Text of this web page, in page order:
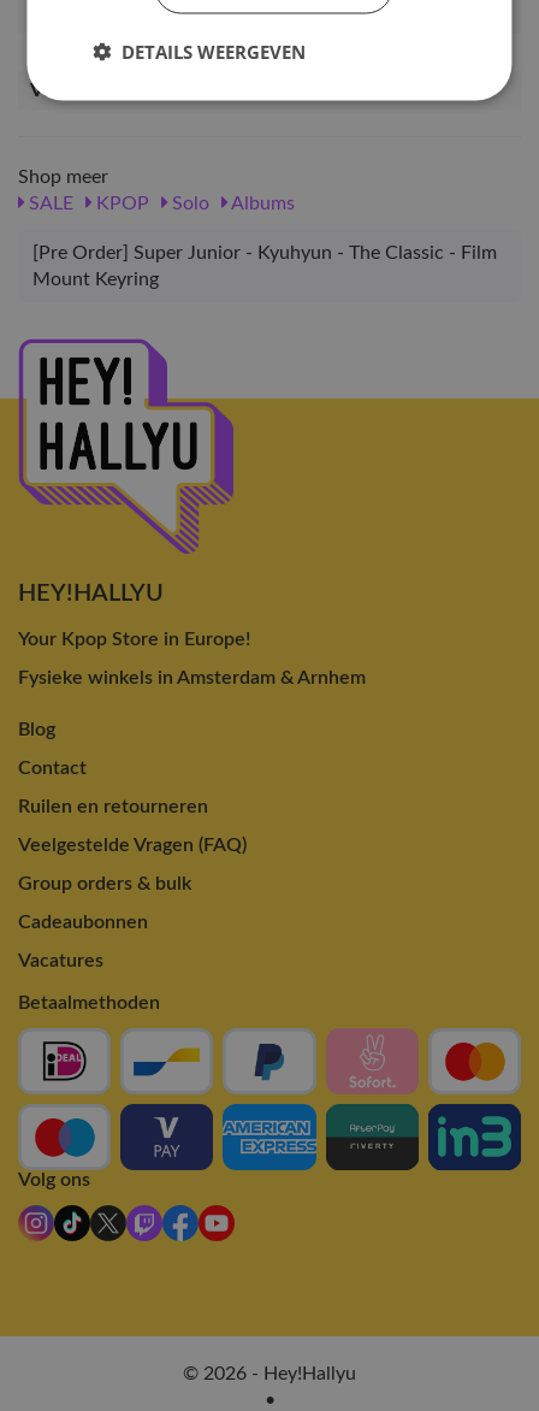
11-11-2025
Release datum
21-11-2025
Verwachte leverdatum
Shop meer
SALE
KPOP Solo Albums
[Pre Order] Super Junior - Kyuhyun - The Classic - Film
Mount Keyring
HEY!HALLYU
Your Kpop Store in Europe!
Fysieke winkels in Amsterdam & Arnhem
Blog
Contact
Ruilen en retourneren
Veelgestelde Vragen (FAQ)
Group orders & bulk
Cadeaubonnen
Vacatures
Betaalmethoden
Volg ons
© 2026 - Hey!Hallyu
•
DETAILS WEERGEVEN